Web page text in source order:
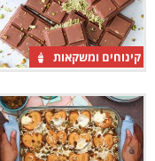
קינוחים ומשקאות